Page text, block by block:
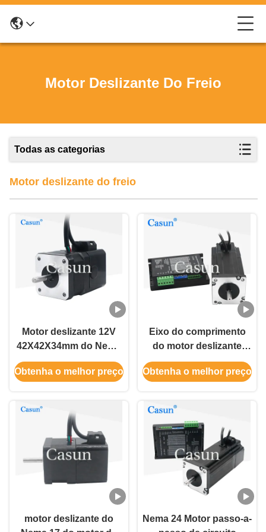
Motor Deslizante Do Freio
Todas as categorias
Motor deslizante do freio
Motor deslizante 12V
42X42X34mm do Nema
17 para o freio de
Casun
Obtenha o melhor preço
Eixo do comprimento
do motor deslizante
4.1N.M 1.5kg 24mm do
freio do Nema 24
Obtenha o melhor preço
motor deslizante do
Nema 24 Motor passo-a-